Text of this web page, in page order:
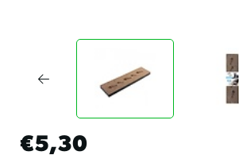
€5,30